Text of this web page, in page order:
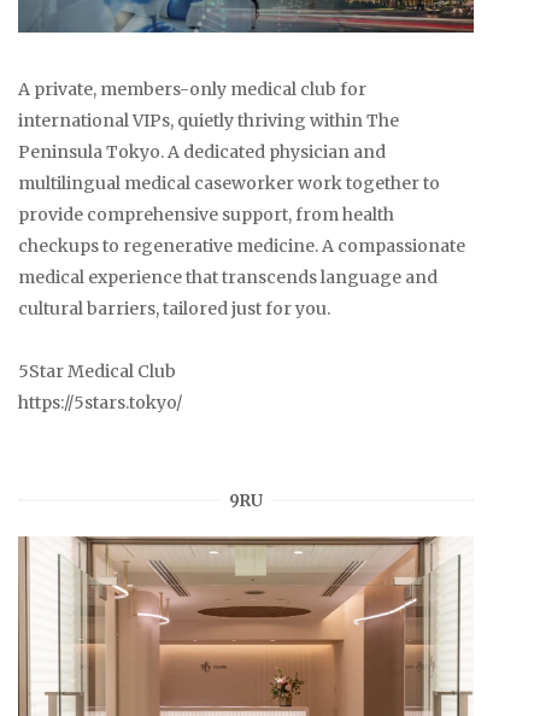
A private, members-only medical club for
international VIPs, quietly thriving within The
Peninsula Tokyo. A dedicated physician and
multilingual medical caseworker work together to
provide comprehensive support, from health
checkups to regenerative medicine. A compassionate
medical experience that transcends language and
cultural barriers, tailored just for you.
5Star Medical Club
https://5stars.tokyo/
9RU